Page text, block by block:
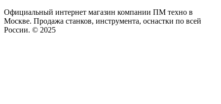
Официальный интернет магазин компании ПМ техно в
Москве. Продажа станков, инструмента, оснастки по всей
России. © 2025